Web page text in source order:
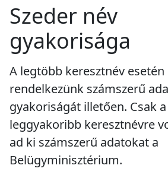
Szeder név
gyakorisága
A legtöbb keresztnév esetén
rendelkezünk számszerű
gyakoriságát illetően. Csak
leggyakoribb keresztnévre
ad ki számszerű adatokat a
Belügyminisztérium.